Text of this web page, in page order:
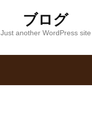
ブログ
Just another WordPress site